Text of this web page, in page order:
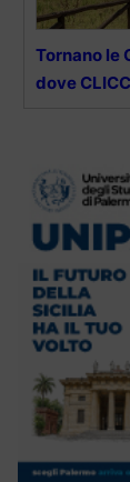
Tornano le
dove